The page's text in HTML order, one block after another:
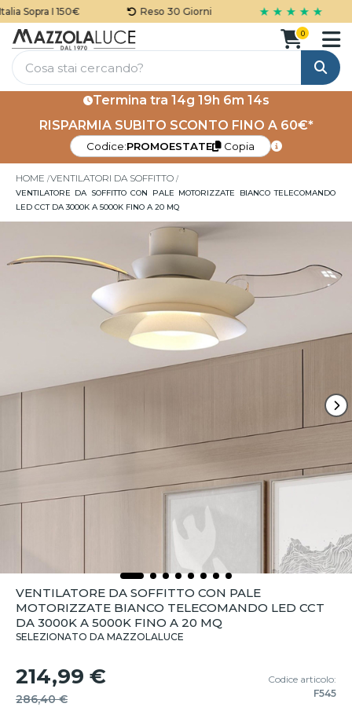
Sopra I 150€ Reso 30 Giorni ★ ★ ★ ★ ★
Cerca
0
Termina tra14g 19h 6m 13s
RISPARMIA SUBITO SCONTO FINO A 60€*
Codice:PROMOESTATE Copia
HOME VENTILATORI DA SOFFITTO
VENTILATORE DA SOFFITTO CON PALE MOTORIZZATE BIANCO TELECOMANDO
LED CCT DA 3000K A 5000K FINO A 20 MQ
VENTILATORE DA SOFFITTO CON PALE
MOTORIZZATE BIANCO TELECOMANDO LED CCT
DA 3000K A 5000K FINO A 20 MQ
SELEZIONATO DA MAZZOLALUCE
214,99 €
286,40 €
Codice articolo:
F545